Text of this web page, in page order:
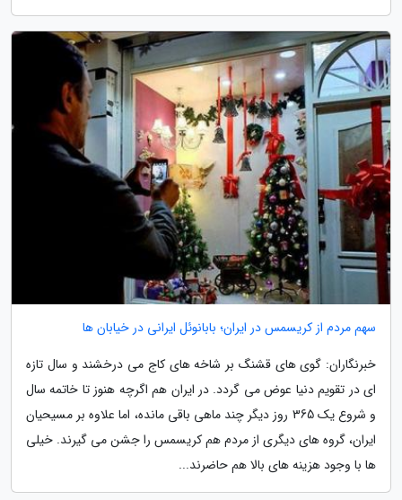
سهم مردم از کریسمس در ایران؛ بابانوئل ایرانی در خیابان ها
خبرنگاران: گوی های قشنگ بر شاخه های کاج می درخشند و سال تازه
ای در تقویم دنیا عوض می گردد. در ایران هم اگرچه هنوز تا خاتمه سال
و شروع یک 365 روز دیگر چند ماهی باقی مانده، اما علاوه بر مسیحیان
ایران، گروه های دیگری از مردم هم کریسمس را جشن می گیرند. خیلی
ها با وجود هزینه های بالا هم حاضرند...